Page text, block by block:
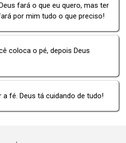
fará o que eu quero, mas ter
por mim tudo o que preciso!
coloca o pé, depois Deus
fé. Deus tá cuidando de tudo!